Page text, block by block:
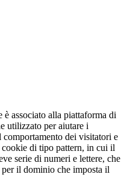
associato alla piattaforma di
utilizzato per aiutare i
dei visitatori e
di tipo pattern, in cui il
serie di numeri e lettere, che
il dominio che imposta il